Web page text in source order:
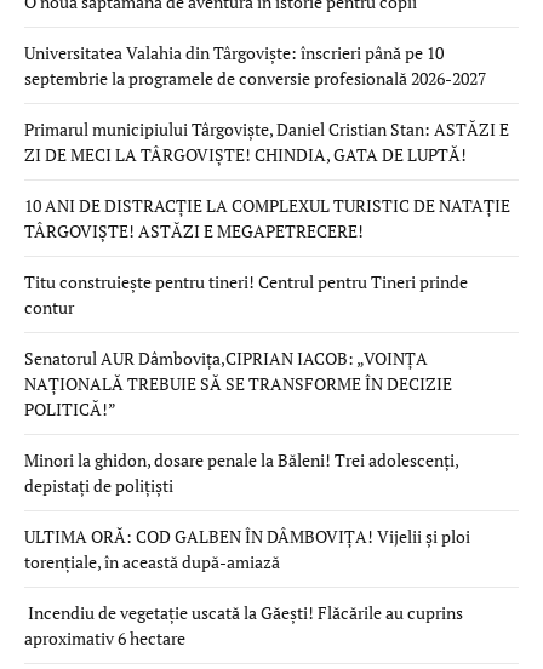
Universitatea Valahia din Târgoviște: înscrieri până pe 10
septembrie la programele de conversie profesională 2026-2027
Primarul municipiului Târgoviște, Daniel Cristian Stan: ASTĂZI E
ZI DE MECI LA TÂRGOVIȘTE! CHINDIA, GATA DE LUPTĂ!
10 ANI DE DISTRACȚIE LA COMPLEXUL TURISTIC DE NATAȚIE
TÂRGOVIȘTE! ASTĂZI E MEGAPETRECERE!
Titu construiește pentru tineri! Centrul pentru Tineri prinde
contur
Senatorul AUR Dâmbovița,CIPRIAN IACOB: „VOINȚA
NAȚIONALĂ TREBUIE SĂ SE TRANSFORME ÎN DECIZIE
POLITICĂ!”
Minori la ghidon, dosare penale la Băleni! Trei adolescenți,
depistați de polițiști
ULTIMA ORĂ: COD GALBEN ÎN DÂMBOVIȚA! Vijelii și ploi
torențiale, în această după-amiază
Incendiu de vegetație uscată la Găești! Flăcările au cuprins
aproximativ 6 hectare